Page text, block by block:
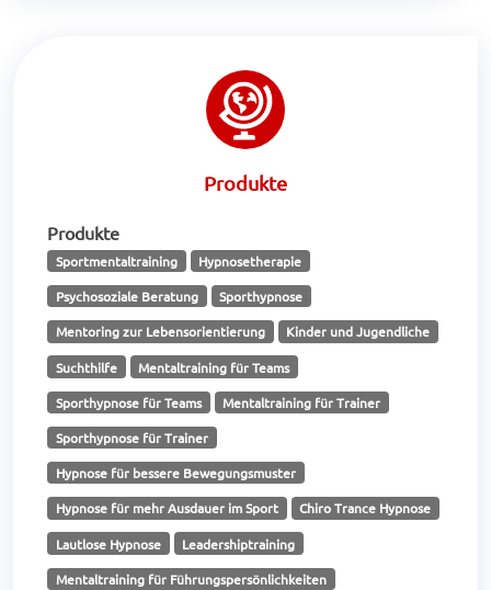
Produkte
Produkte
Sportmentaltraining Hypnosetherapie
Psychosoziale Beratung Sporthypnose
Mentoring zur Lebensorientierung Kinder und Jugendliche
Suchthilfe Mentaltraining für Teams
Sporthypnose für Teams Mentaltraining für Trainer
Sporthypnose für Trainer
Hypnose für bessere Bewegungsmuster
Hypnose für mehr Ausdauer im Sport Chiro Trance Hypnose
Lautlose Hypnose Leadershiptraining
Mentaltraining für Führungspersönlichkeiten